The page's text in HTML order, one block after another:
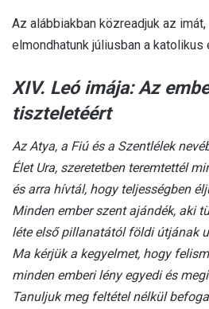
Az alábbiakban közreadjuk az
elmondhatunk júliusban a
XIV. Leó imája: Az
tiszteletéért
Az Atya, a Fiú és a Szentlélek
Élet Ura, szeretetben teremtettél
és arra hívtál, hogy teljességben
Minden ember szent ajándék, aki
léte első pillanatától földi útjának
Ma kérjük a kegyelmet, hogy
minden emberi lény egyedi és
Tanuljuk meg feltétel nélkül